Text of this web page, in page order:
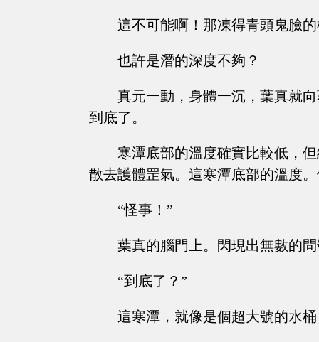
這不可能啊！那凍得青頭鬼臉
也許是潛的深度不夠？
真元一動，身體一沉，葉真就
到底了。
寒潭底部的溫度確實比較低，
散去護體罡氣。這寒潭底部的溫度
“怪事！”
葉真的腦門上。閃現出無數的
“到底了？”
這寒潭，就像是個超大號的水